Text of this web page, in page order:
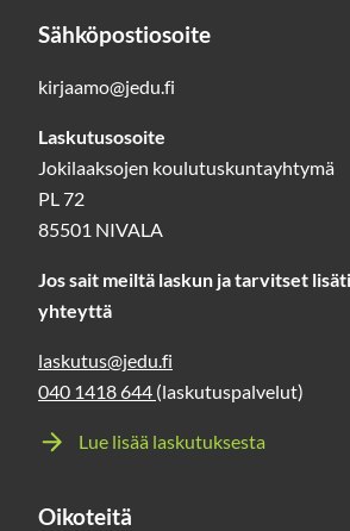
Sähköpostiosoite
kirjaamo@jedu.fi
Laskutusosoite
Jokilaaksojen koulutuskuntayhtymä
PL 72
85501 NIVALA
Jos sait meiltä laskun ja tarvitset
yhteyttä
laskutus@jedu.fi
040 1418 644 (laskutuspalvelut)
Lue lisää laskutuksesta
Oikoteitä